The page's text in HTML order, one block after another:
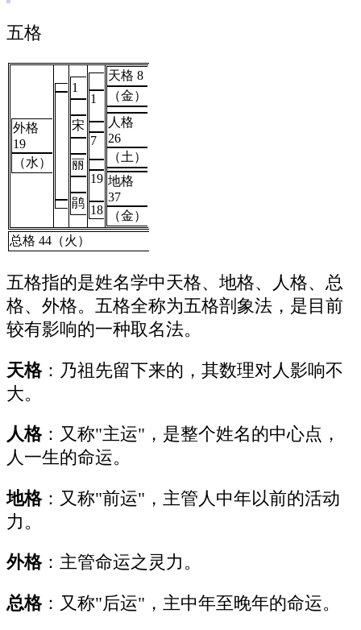
五格
外格
19
（水）
1
宋
丽
鹃
1
7
19
18
天格 8
（金）
人格
26
（土）
地格
37
（金）
总格 44（火）
五格指的是姓名学中天格、地格、人格、总
格、外格。五格全称为五格剖象法，是目前
较有影响的一种取名法。
天格：乃祖先留下来的，其数理对人影响不
大。
人格：又称"主运"，是整个姓名的中心点，
人一生的命运。
地格：又称"前运"，主管人中年以前的活动
力。
外格：主管命运之灵力。
总格：又称"后运"，主中年至晚年的命运。